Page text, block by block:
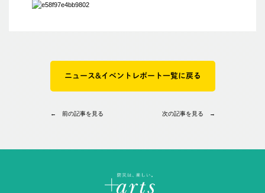
ニュース&イベントレポート一覧に戻る
← 前の記事を見る 次の記事を見る →